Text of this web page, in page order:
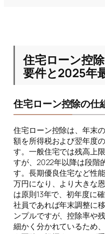
住宅ローン控
要件と2025年
住宅ローン控除の仕
住宅ローン控除は、年末
額を所得税および翌年度
す。一般住宅では残高上
すが、2022年以降は段階
す。長期優良住宅など性
万円になり、より大きな
は原則13年で、初年度に
社員であれば年末調整に
ンプルですが、控除率や
細かく分かれているため